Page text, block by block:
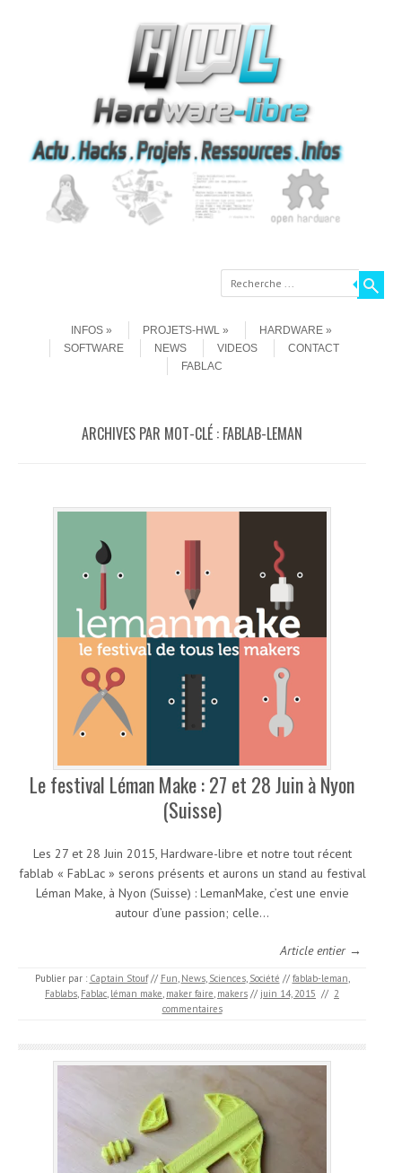
Recherche
INFOS
PROJETS-HWL
HARDWARE
SOFTWARE
NEWS VIDEOS
CONTACT
FABLAC
ARCHIVES PAR MOT-CLÉ : FABLAB-LEMAN
Le festival Léman Make : 27 et 28 Juin à Nyon
(Suisse)
Les 27 et 28 Juin 2015, Hardware-libre et notre tout récent
fablab « FabLac » serons présents et aurons un stand au festival
Léman Make, à Nyon (Suisse) : LemanMake, c’est une envie
autour d’une passion; celle…
Article entier →
Publier par : Captain Stouf // Fun, News, Sciences, Société // fablab-leman,
Fablabs, Fablac, léman make, maker faire, makers // juin 14, 2015 // 2
commentaires